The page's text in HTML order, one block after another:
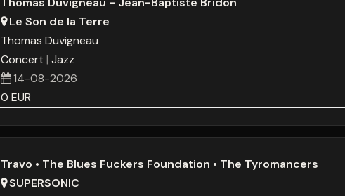
Le Son de la Terre
Thomas Duvigneau
Concert Jazz
14-08-2026
0 EUR
Travo • The Blues Fuckers Foundation • The Tyromancers
SUPERSONIC